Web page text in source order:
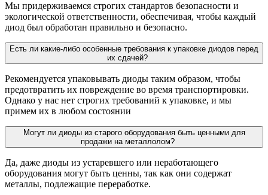
Мы придерживаемся строгих стандартов безопасности и
экологической ответственности, обеспечивая, чтобы каждый
диод был обработан правильно и безопасно.
Есть ли какие-либо особенные требования к упаковке диодов перед
их сдачей?
Рекомендуется упаковывать диоды таким образом, чтобы
предотвратить их повреждение во время транспортировки.
Однако у нас нет строгих требований к упаковке, и мы
примем их в любом состоянии
Могут ли диоды из старого оборудования быть ценными для
продажи на металлолом?
Да, даже диоды из устаревшего или неработающего
оборудования могут быть ценны, так как они содержат
металлы, подлежащие переработке.